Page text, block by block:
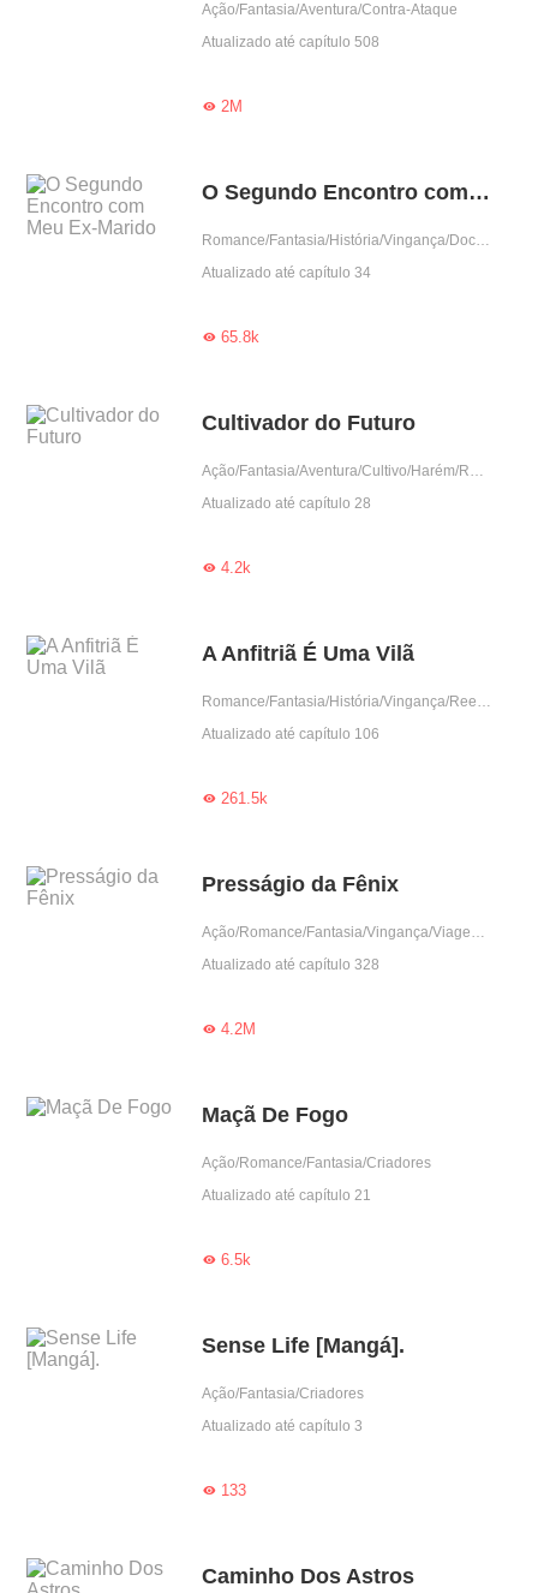
Ação/Fantasia/Aventura/Contra-Ataque
Atualizado até capítulo 508
2M
O Segundo Encontro com Meu Ex-Marido
Romance/Fantasia/História/Vingança/Doce/Casamento contratado/Predestinado/Perda de Memória
Atualizado até capítulo 34
65.8k
Cultivador do Futuro
Ação/Fantasia/Aventura/Cultivo/Harém/Reencarnação/Contra-Ataque
Atualizado até capítulo 28
4.2k
A Anfitriã É Uma Vilã
Romance/Fantasia/História/Vingança/Reencarnação/Sistema
Atualizado até capítulo 106
261.5k
Presságio da Fênix
Ação/Romance/Fantasia/Vingança/Viagem no tempo/Drama/Sistema
Atualizado até capítulo 328
4.2M
Maçã De Fogo
Ação/Romance/Fantasia/Criadores
Atualizado até capítulo 21
6.5k
Sense Life [Mangá].
Ação/Fantasia/Criadores
Atualizado até capítulo 3
133
Caminho Dos Astros